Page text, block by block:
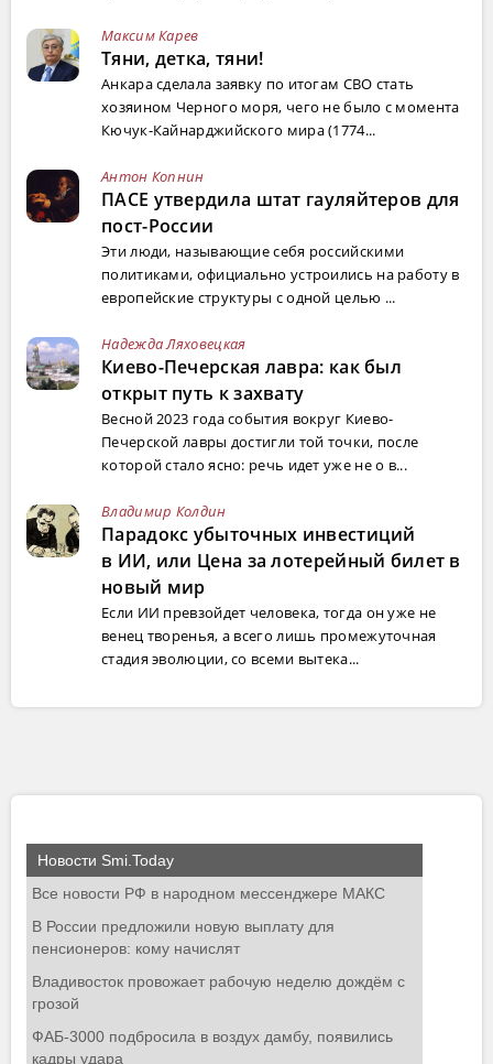
Максим Карев
Тяни, детка, тяни!
Анкара сделала заявку по итогам СВО стать
хозяином Черного моря, чего не было с момента
Кючук-Кайнарджийского мира (1774...
Антон Копнин
ПАСЕ утвердила штат гауляйтеров для
пост-России
Эти люди, называющие себя российскими
политиками, официально устроились на работу в
европейские структуры с одной целью ...
Надежда Ляховецкая
Киево-Печерская лавра: как был
открыт путь к захвату
Весной 2023 года события вокруг Киево-
Печерской лавры достигли той точки, после
которой стало ясно: речь идет уже не о в...
Владимир Колдин
Парадокс убыточных инвестиций
в ИИ, или Цена за лотерейный билет в
новый мир
Если ИИ превзойдет человека, тогда он уже не
венец творенья, а всего лишь промежуточная
стадия эволюции, со всеми вытека...